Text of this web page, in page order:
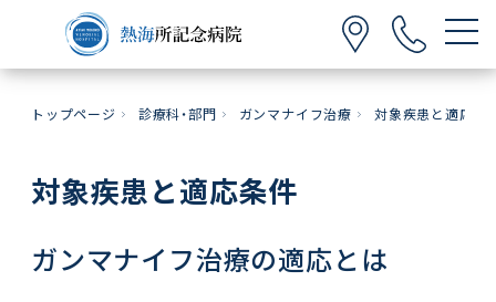
トップページ 診療科・部門 ガンマナイフ治療 対象疾患と適応条
対象疾患と適応条件
ガンマナイフ治療の適応とは